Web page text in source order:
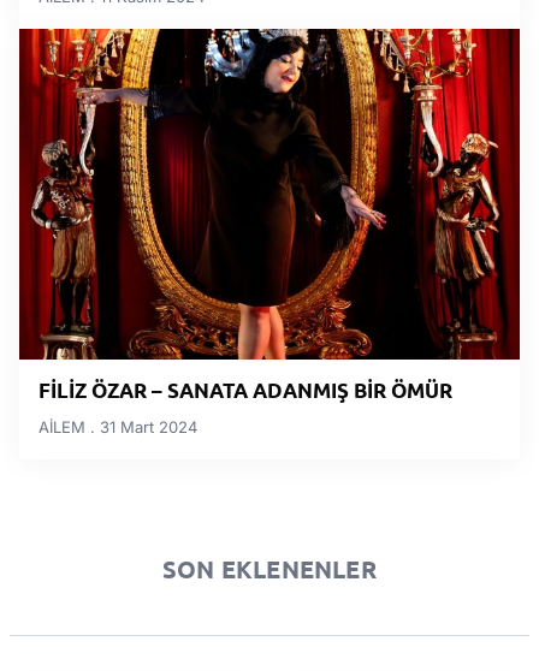
FİLİZ ÖZAR – SANATA ADANMIŞ BİR ÖMÜR
AİLEM 31 Mart 2024
SON EKLENENLER